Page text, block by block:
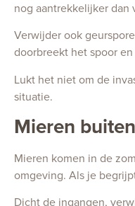
nog aantrekkelijker dan
Verwijder ook
doorbreekt het spoor
Lukt het niet om de
situatie.
Mieren
Mieren komen in de
omgeving. Als je
Dicht de ingangen,